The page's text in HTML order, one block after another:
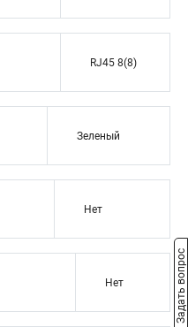
RJ45 8(8)
Зеленый
Нет
Нет Задать вопрос